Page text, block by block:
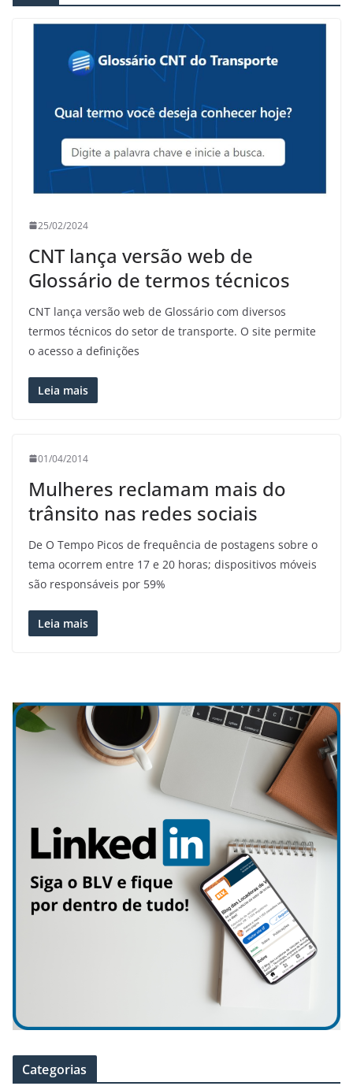
25/02/2024
CNT lança versão web de
Glossário de termos técnicos
CNT lança versão web de Glossário com diversos
termos técnicos do setor de transporte. O site permite
o acesso a definições
Leia mais
01/04/2014
Mulheres reclamam mais do
trânsito nas redes sociais
De O Tempo Picos de frequência de postagens sobre o
tema ocorrem entre 17 e 20 horas; dispositivos móveis
são responsáveis por 59%
Leia mais
Categorias